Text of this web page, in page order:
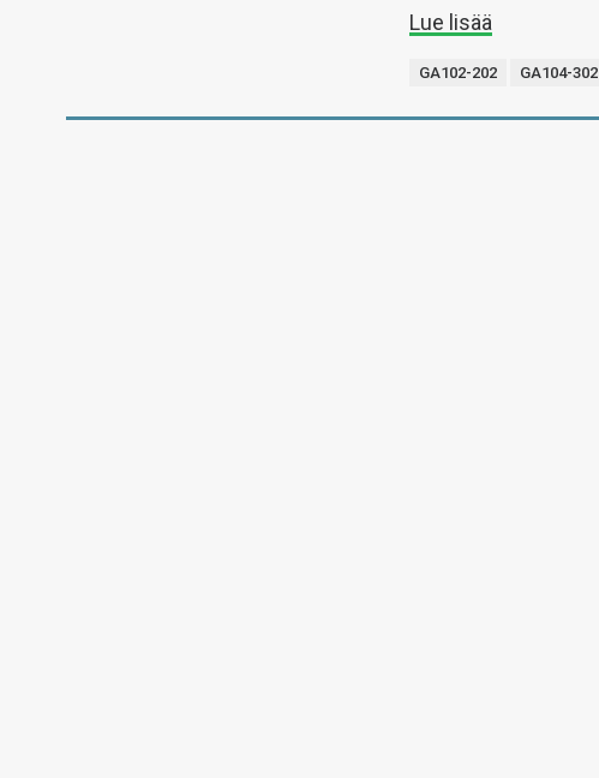
Lue lisää
GA102-202 GA104-302